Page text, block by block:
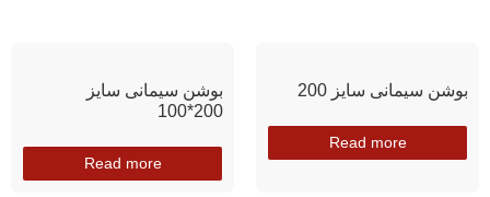
بوشن سیمانی سایز 200
Read more
بوشن سیمانی سایز
200*100
Read more